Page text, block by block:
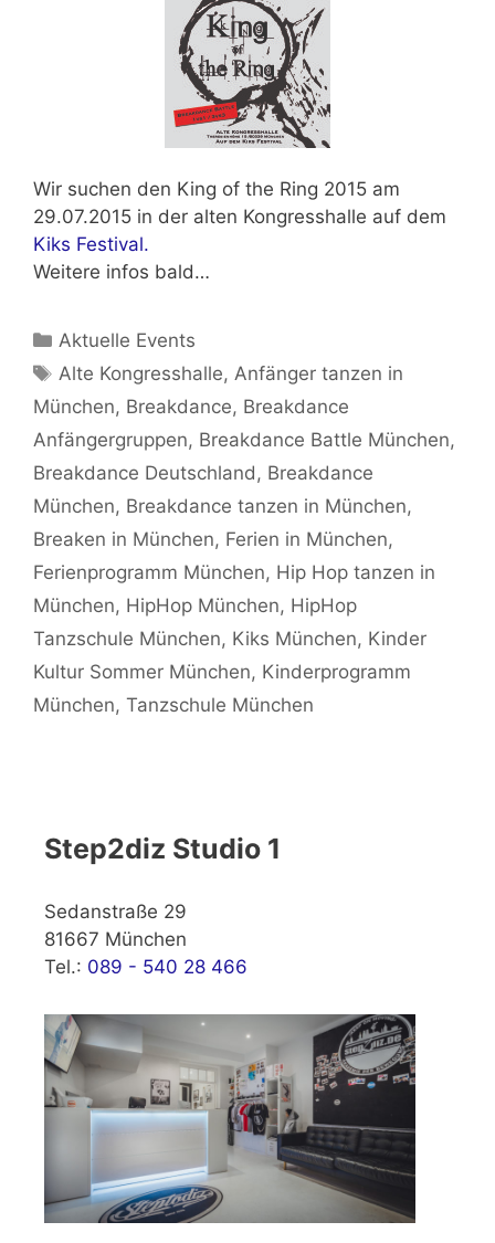
Wir suchen den King of the Ring 2015 am
29.07.2015 in der alten Kongresshalle auf dem
Kiks Festival.
Weitere infos bald…
Kategorien
Aktuelle Events
Schlagwörter
Alte Kongresshalle,Anfänger tanzen in
München, Breakdance, Breakdance
Anfängergruppen, Breakdance Battle München,
Breakdance Deutschland, Breakdance
München, Breakdance tanzen in München,
Breaken in München, Ferien in München,
Ferienprogramm München, Hip Hop tanzen in
München, HipHop München, HipHop
Tanzschule München, Kiks München, Kinder
Kultur Sommer München, Kinderprogramm
München, Tanzschule München
Step2diz Studio 1
Sedanstraße 29
81667 München
Tel.: 089 - 540 28 466